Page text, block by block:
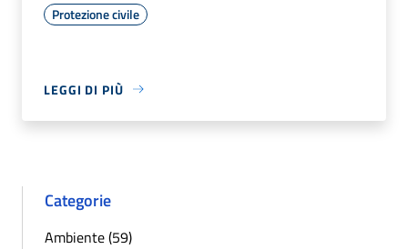
Protezione civile
LEGGI DI PIÙ
Categorie
Ambiente (59)